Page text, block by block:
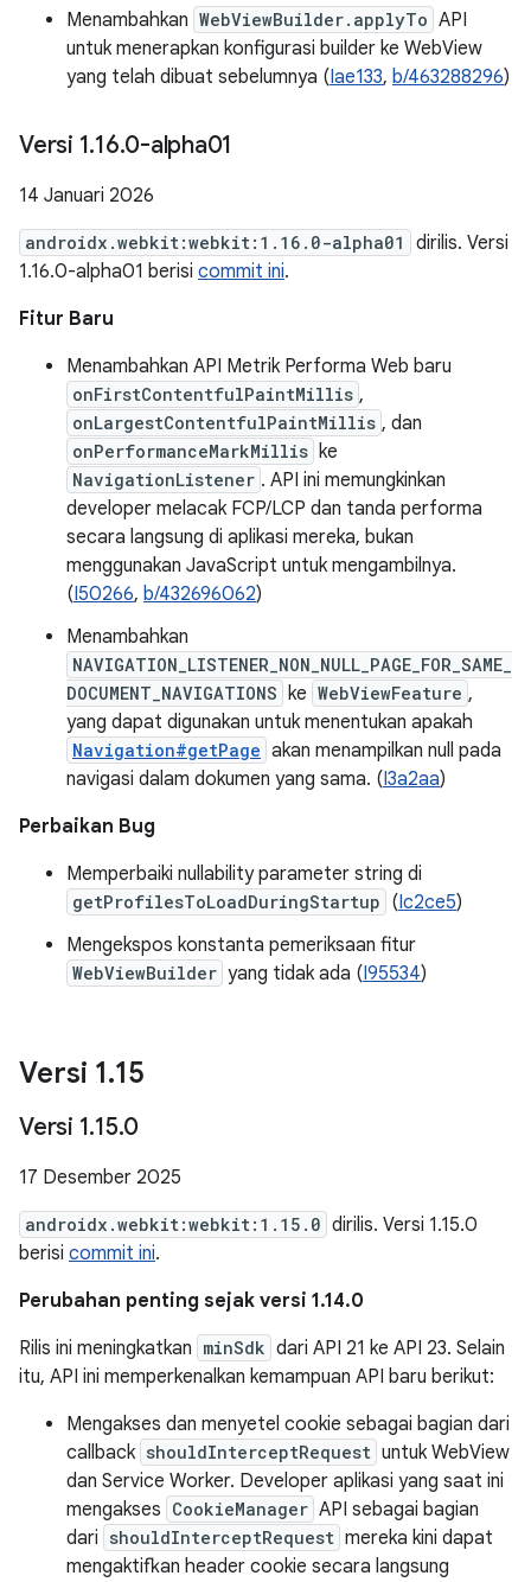
Menambahkan WebViewBuilder.applyTo API
untuk menerapkan konfigurasi builder ke WebView
yang telah dibuat sebelumnya (Iae133, b/463288296)
Versi 1.16.0-alpha01
14 Januari 2026
androidx.webkit:webkit:1.16.0-alpha01
dirilis. Versi
1.16.0-alpha01 berisi commit ini.
Fitur Baru
Menambahkan API Metrik Performa Web baru
onFirstContentfulPaintMillis ,
onLargestContentfulPaintMillis , dan
onPerformanceMarkMillis ke
NavigationListener . API ini memungkinkan
developer melacak FCP/LCP dan tanda performa
secara langsung di aplikasi mereka, bukan
menggunakan JavaScript untuk mengambilnya.
(I50266, b/432696062)
Menambahkan
NAVIGATION_LISTENER_NON_NULL_PAGE_FOR_SAME_
DOCUMENT_NAVIGATIONS ke WebViewFeature ,
yang dapat digunakan untuk menentukan apakah
Navigation#getPage akan menampilkan null pada
navigasi dalam dokumen yang sama. (I3a2aa)
Perbaikan Bug
Memperbaiki nullability parameter string di
getProfilesToLoadDuringStartup (Ic2ce5)
Mengekspos konstanta pemeriksaan fitur
WebViewBuilder yang tidak ada (I95534)
Versi 1.15
Versi 1.15.0
17 Desember 2025
androidx.webkit:webkit:1.15.0 dirilis. Versi 1.15.0
berisi commit ini.
Perubahan penting sejak versi 1.14.0
Rilis ini meningkatkan minSdk dari API 21 ke API 23. Selain
itu, API ini memperkenalkan kemampuan API baru berikut:
Mengakses dan menyetel cookie sebagai bagian dari
callback shouldInterceptRequest untuk WebView
dan Service Worker. Developer aplikasi yang saat ini
mengakses CookieManager API sebagai bagian
dari shouldInterceptRequest mereka kini dapat
mengaktifkan header cookie secara langsung